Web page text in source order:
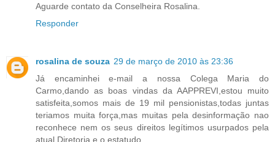
Aguarde contato da Conselheira Rosalina.
Responder
rosalina de souza 29 de março de 2010 às 23:36
Já encaminhei e-mail a nossa Colega Maria do
Carmo,dando as boas vindas da AAPPREVI,estou muito
satisfeita,somos mais de 19 mil pensionistas,todas juntas
teriamos muita força,mas muitas pela desinformação nao
reconhece nem os seus direitos legítimos usurpados pela
atual Diretoria e o estatudo.